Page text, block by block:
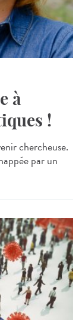
à
!
chercheuse.
par un